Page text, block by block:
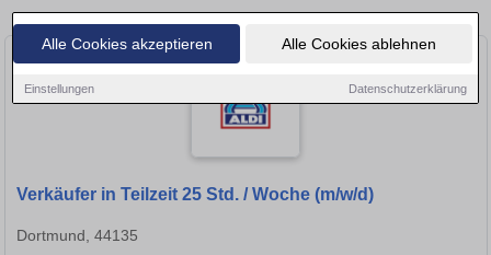
Alle Cookies akzeptieren Alle Cookies ablehnen
Einstellungen Datenschutzerklärung
Verkäufer in Teilzeit 25 Std. / Woche (m/w/d)
Dortmund, 44135